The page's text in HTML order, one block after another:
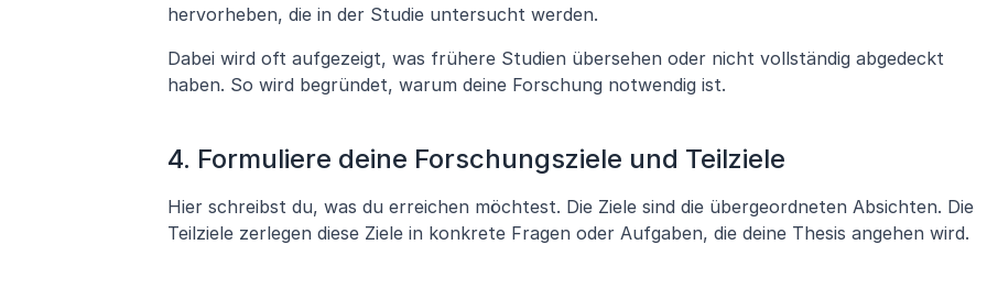
hervorheben, die in der Studie untersucht werden.
Dabei wird oft aufgezeigt, was frühere Studien übersehen oder nicht vollständig abgedeckt
haben. So wird begründet, warum deine Forschung notwendig ist.
4. Formuliere deine Forschungsziele und Teilziele
Hier schreibst du, was du erreichen möchtest. Die Ziele sind die übergeordneten Absichten. Die
Teilziele zerlegen diese Ziele in konkrete Fragen oder Aufgaben, die deine Thesis angehen wird.